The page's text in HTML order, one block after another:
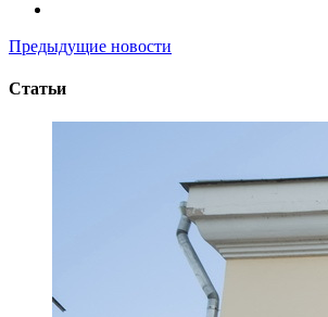
Предыдущие новости
Статьи